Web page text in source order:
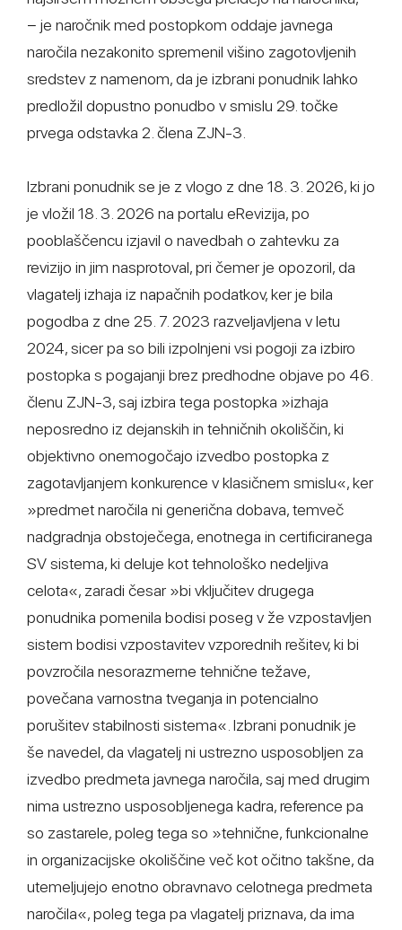
− je naročnik med postopkom oddaje javnega
naročila nezakonito spremenil višino zagotovljenih
sredstev z namenom, da je izbrani ponudnik lahko
predložil dopustno ponudbo v smislu 29. točke
prvega odstavka 2. člena ZJN-3.
Izbrani ponudnik se je z vlogo z dne 18. 3. 2026, ki jo
je vložil 18. 3. 2026 na portalu eRevizija, po
pooblaščencu izjavil o navedbah o zahtevku za
revizijo in jim nasprotoval, pri čemer je opozoril, da
vlagatelj izhaja iz napačnih podatkov, ker je bila
pogodba z dne 25. 7. 2023 razveljavljena v letu
2024, sicer pa so bili izpolnjeni vsi pogoji za izbiro
postopka s pogajanji brez predhodne objave po 46.
členu ZJN-3, saj izbira tega postopka »izhaja
neposredno iz dejanskih in tehničnih okoliščin, ki
objektivno onemogočajo izvedbo postopka z
zagotavljanjem konkurence v klasičnem smislu«, ker
»predmet naročila ni generična dobava, temveč
nadgradnja obstoječega, enotnega in certificiranega
SV sistema, ki deluje kot tehnološko nedeljiva
celota«, zaradi česar »bi vključitev drugega
ponudnika pomenila bodisi poseg v že vzpostavljen
sistem bodisi vzpostavitev vzporednih rešitev, ki bi
povzročila nesorazmerne tehnične težave,
povečana varnostna tveganja in potencialno
porušitev stabilnosti sistema«. Izbrani ponudnik je
še navedel, da vlagatelj ni ustrezno usposobljen za
izvedbo predmeta javnega naročila, saj med drugim
nima ustrezno usposobljenega kadra, reference pa
so zastarele, poleg tega so »tehnične, funkcionalne
in organizacijske okoliščine več kot očitno takšne, da
utemeljujejo enotno obravnavo celotnega predmeta
naročila«, poleg tega pa vlagatelj priznava, da ima